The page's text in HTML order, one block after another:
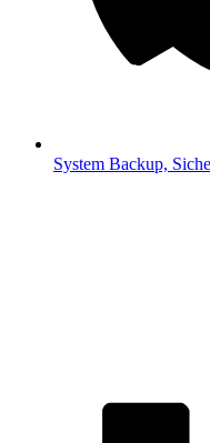
System Backup,